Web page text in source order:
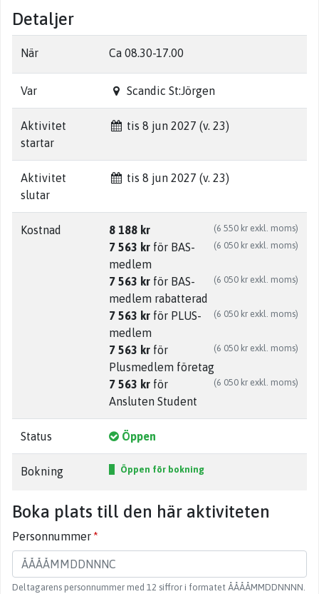
Detaljer
När Ca 08.30-17.00
Var Scandic St:Jörgen
Aktivitet
startar
tis 8 jun 2027 (v. 23)
Aktivitet
slutar
tis 8 jun 2027 (v. 23)
Kostnad 8 188 kr (6 550 kr exkl. moms)
7 563 kr (6 050 kr exkl. moms)
för BAS-
medlem
7 563 kr
(6 050 kr exkl. moms)
för BAS-
medlem rabatterad
7 563 kr
(6 050 kr exkl. moms)
för PLUS-
medlem
7 563 kr
(6 050 kr exkl. moms)
för
Plusmedlem företag
7 563 kr
(6 050 kr exkl. moms)
för
Ansluten Student
Status Öppen
Bokning Öppen för bokning
Boka plats till den här aktiviteten
Personnummer
Deltagarens personnummer med 12 siffror i formatet ÅÅÅÅMMDDNNNN.